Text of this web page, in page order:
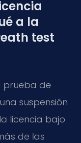
a la
test
prueba de
suspensión
licencia bajo
de las